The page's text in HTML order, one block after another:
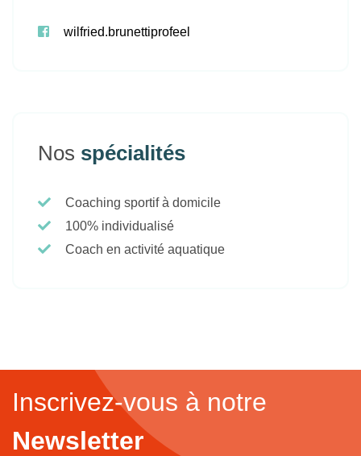
wilfried.brunettiprofeel
Nos spécialités
Coaching sportif à domicile
100% individualisé
Coach en activité aquatique
Inscrivez-vous à notre
Newsletter